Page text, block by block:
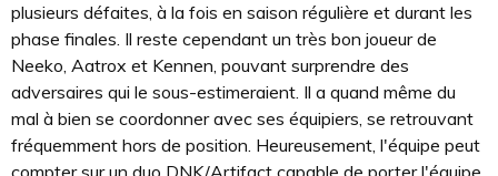
plusieurs défaites, à la fois en saison régulière et durant les
phase finales. Il reste cependant un très bon joueur de
Neeko, Aatrox et Kennen, pouvant surprendre des
adversaires qui le sous-estimeraient. Il a quand même du
mal à bien se coordonner avec ses équipiers, se retrouvant
fréquemment hors de position. Heureusement, l'équipe peut